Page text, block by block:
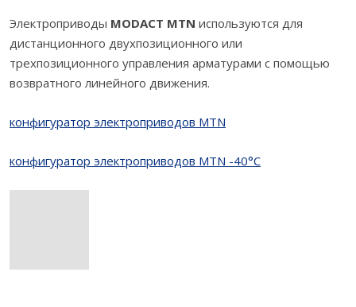
Электроприводы MODACT MTN используются для
дистанционного двухпозиционного или
трехпозиционного управления арматурами с помощью
возвратного линейного движения.
конфигуратор электроприводов MTN
конфигуратор электроприводов MTN -40°C